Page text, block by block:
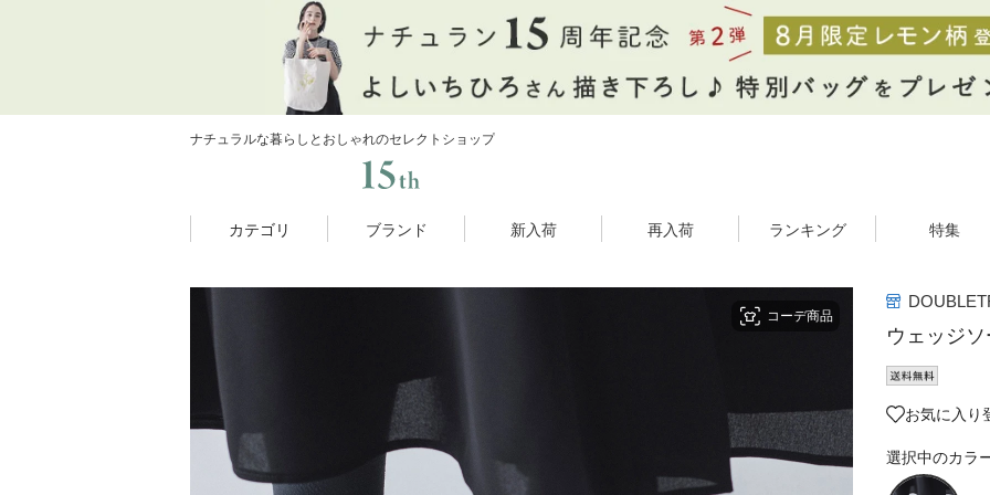
ナチュラルな暮らしとおしゃれのセレクトショップ
カテゴリ ブランド 新入荷 再入荷 ランキング 特集
コーデ商品
ウェッジ
お気に入り
選択中のカラ